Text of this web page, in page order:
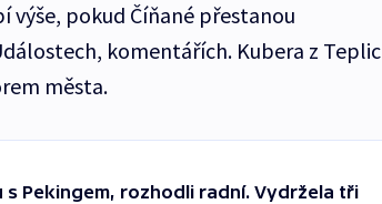
pokud Číňané přestanou
komentářích. Kubera z Teplic
města.
Pekingem, rozhodli radní. Vydržela tři